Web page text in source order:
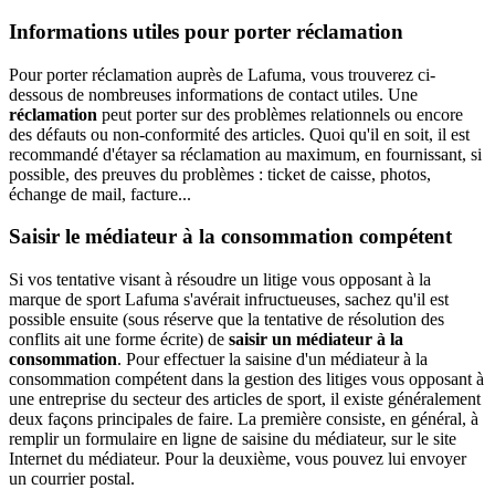
Informations utiles pour porter réclamation
Pour porter réclamation auprès de Lafuma, vous trouverez ci-
dessous de nombreuses informations de contact utiles. Une
réclamation peut porter sur des problèmes relationnels ou encore
des défauts ou non-conformité des articles. Quoi qu'il en soit, il est
recommandé d'étayer sa réclamation au maximum, en fournissant, si
possible, des preuves du problèmes : ticket de caisse, photos,
échange de mail, facture...
Saisir le médiateur à la consommation compétent
Si vos tentative visant à résoudre un litige vous opposant à la
marque de sport Lafuma s'avérait infructueuses, sachez qu'il est
possible ensuite (sous réserve que la tentative de résolution des
conflits ait une forme écrite) de saisir un médiateur à la
consommation. Pour effectuer la saisine d'un médiateur à la
consommation compétent dans la gestion des litiges vous opposant à
une entreprise du secteur des articles de sport, il existe généralement
deux façons principales de faire. La première consiste, en général, à
remplir un formulaire en ligne de saisine du médiateur, sur le site
Internet du médiateur. Pour la deuxième, vous pouvez lui envoyer
un courrier postal.